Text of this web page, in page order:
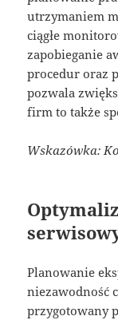
utrzymaniem
ciągłe
zapobieganie
procedur oraz
pozwala
firm to także
Wskazówka:
Planowanie
niezawodność
przygotowany